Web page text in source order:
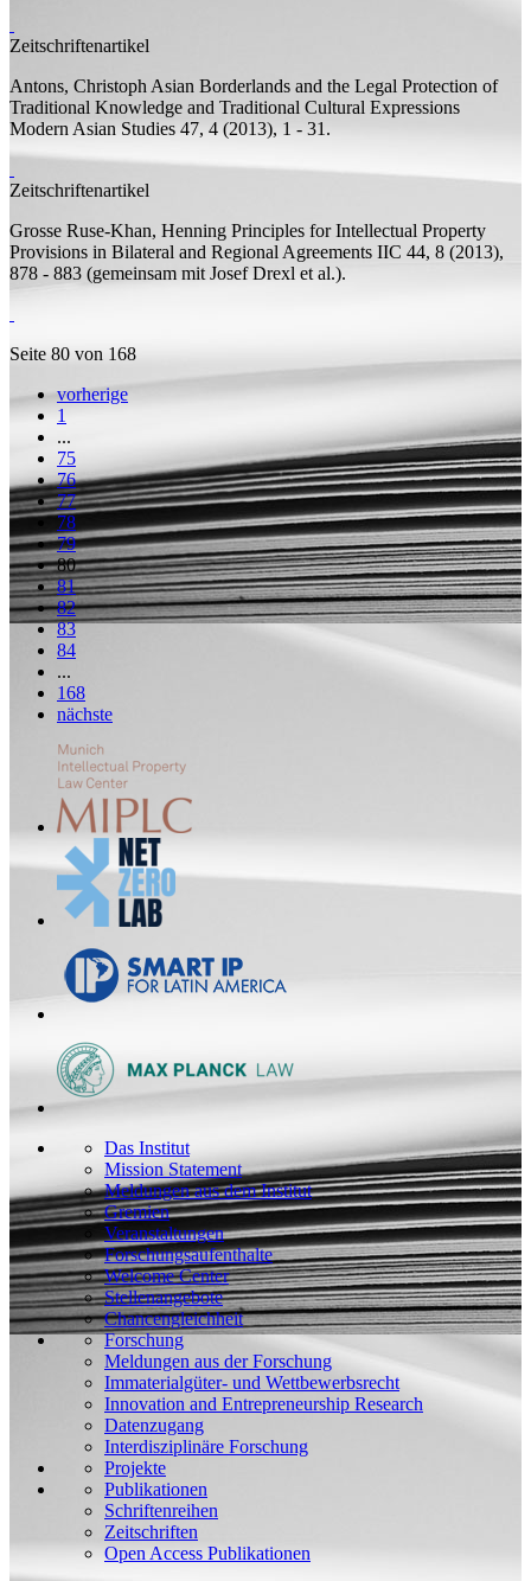
Zeitschriftenartikel
Antons, Christoph Asian Borderlands and the Legal Protection of
Traditional Knowledge and Traditional Cultural Expressions
Modern Asian Studies 47, 4 (2013), 1 - 31.
Zeitschriftenartikel
Grosse Ruse-Khan, Henning Principles for Intellectual Property
Provisions in Bilateral and Regional Agreements IIC 44, 8 (2013),
878 - 883 (gemeinsam mit Josef Drexl et al.).
Seite 80 von 168
vorherige
1
...
75
76
77
78
79
80
81
82
83
84
...
168
nächste
Das Institut
Mission Statement
Meldungen aus dem Institut
Gremien
Veranstaltungen
Forschungsaufenthalte
Welcome Center
Stellenangebote
Chancengleichheit
Forschung
Meldungen aus der Forschung
Immaterialgüter- und Wettbewerbsrecht
Innovation and Entrepreneurship Research
Datenzugang
Interdisziplinäre Forschung
Projekte
Publikationen
Schriftenreihen
Zeitschriften
Open Access Publikationen